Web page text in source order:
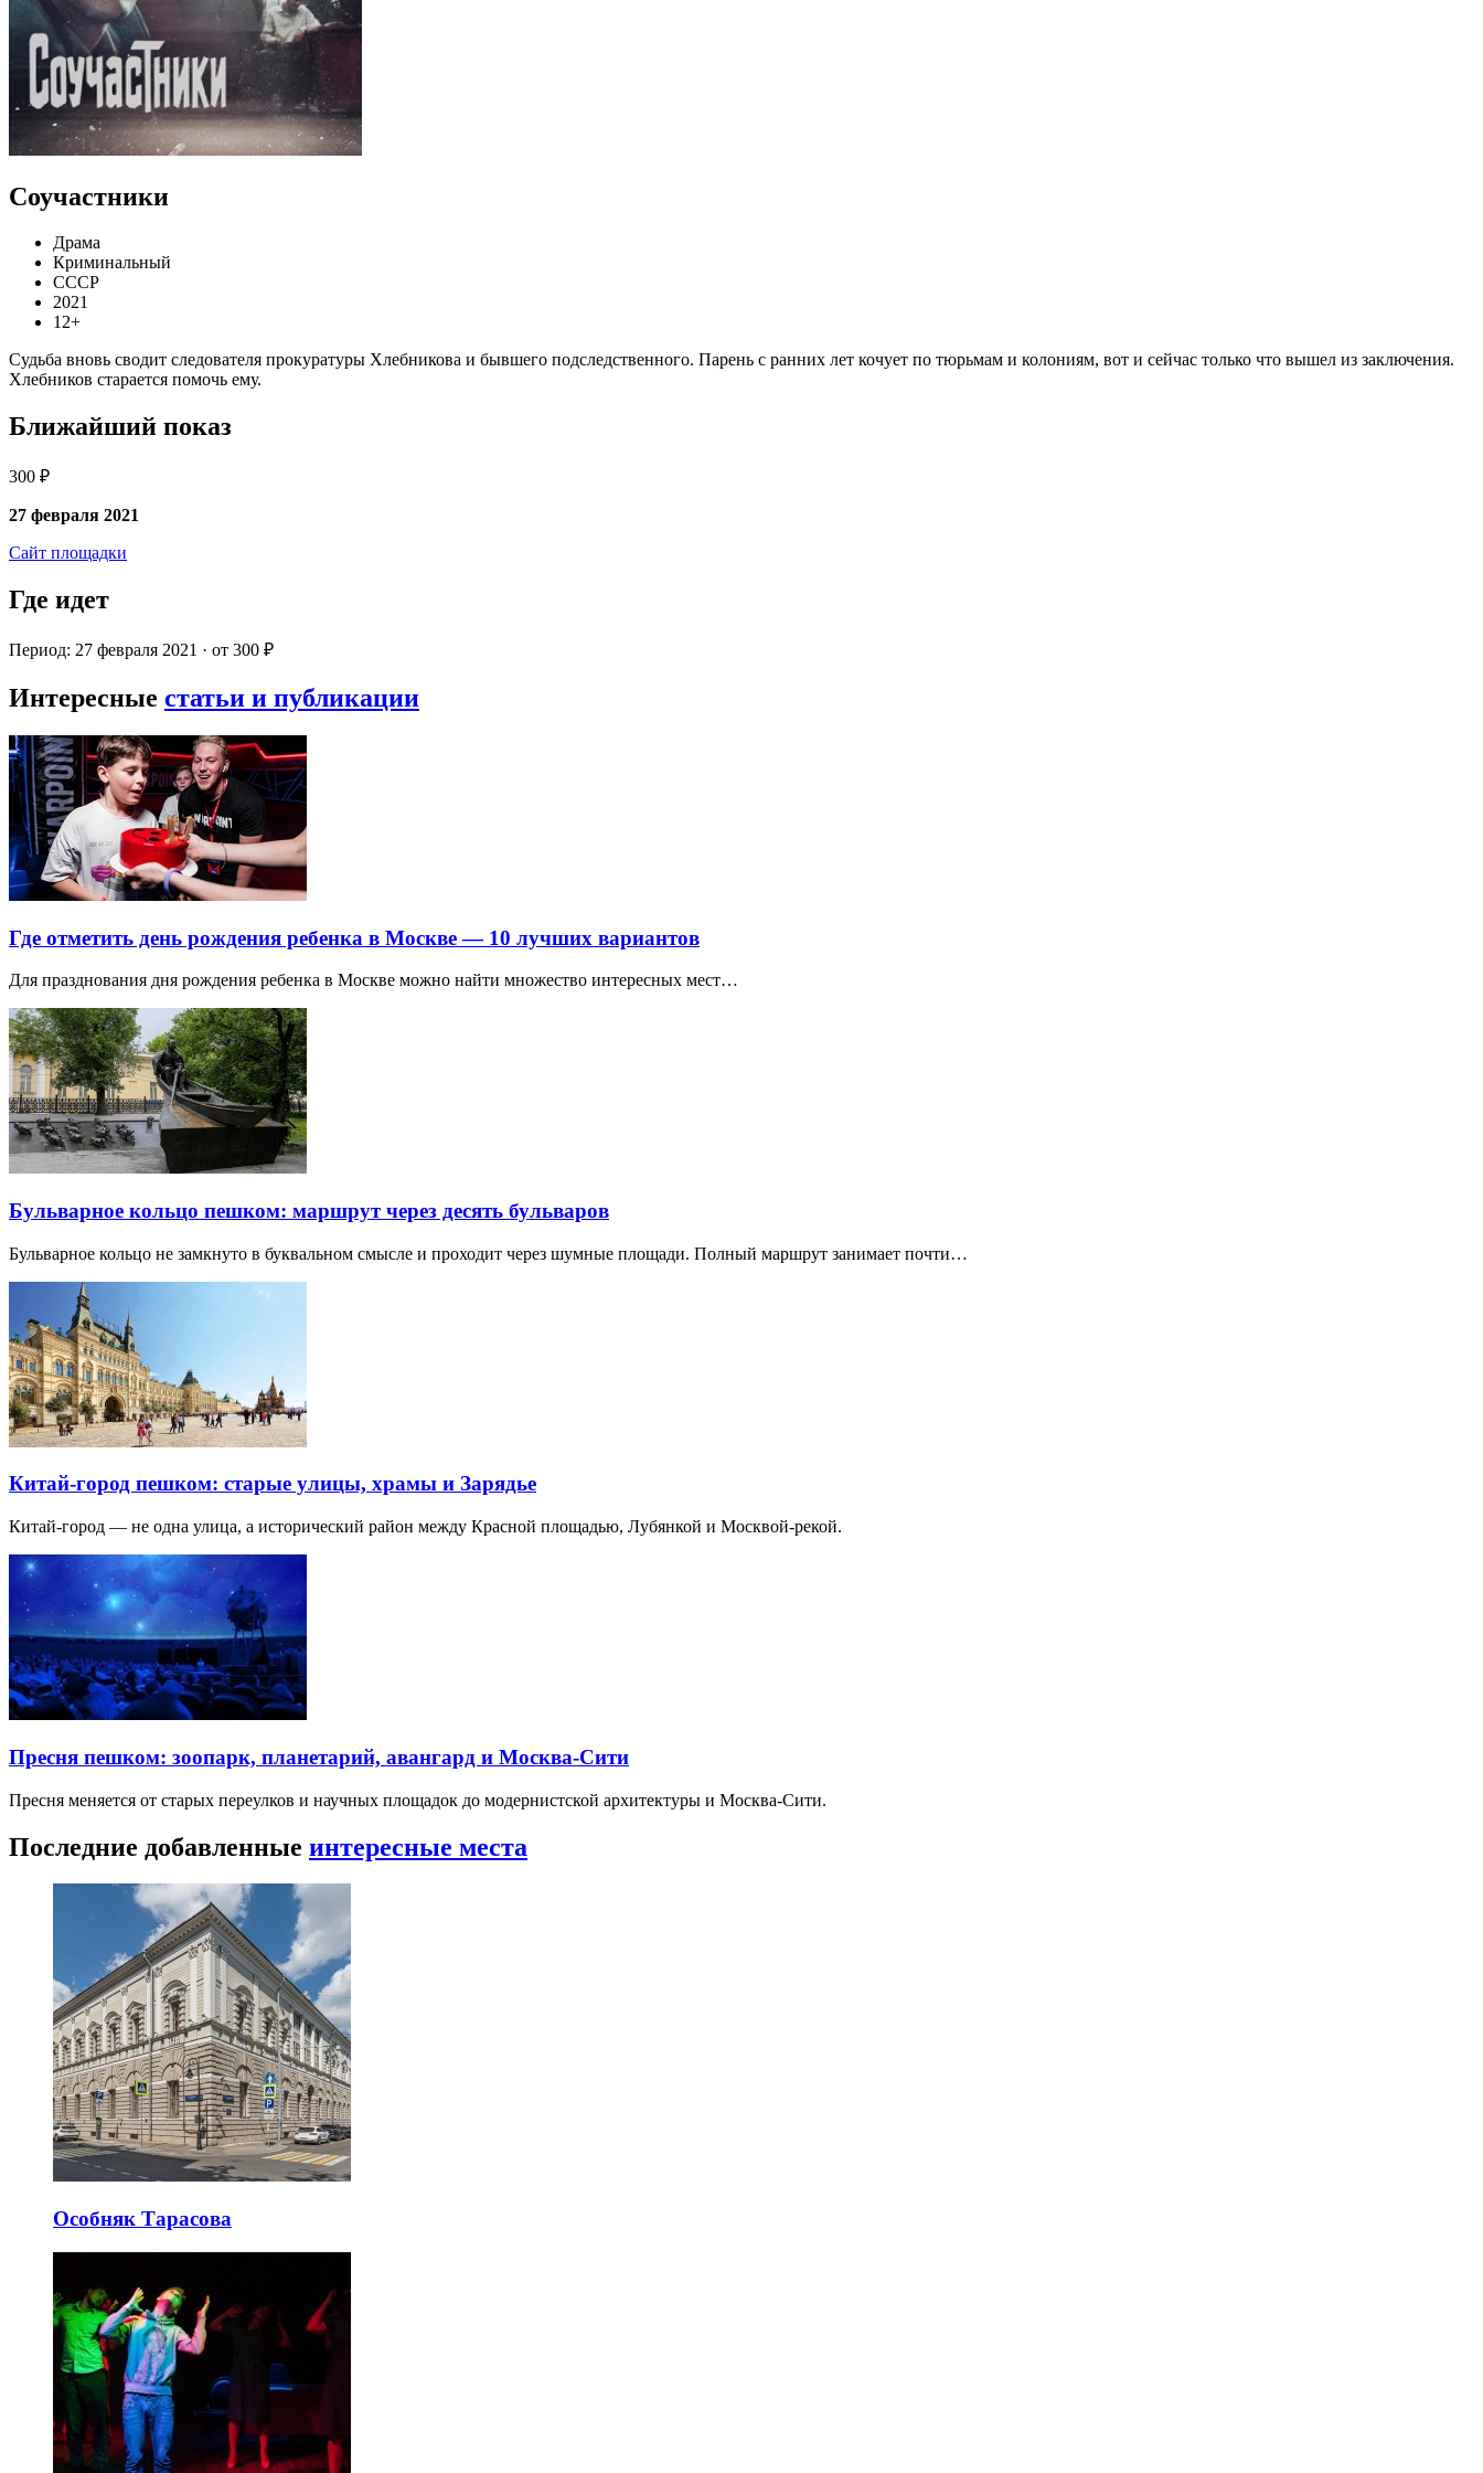
Соучастники
Драма
Криминальный
СССР
2021
12+
Судьба вновь сводит следователя прокуратуры Хлебникова и бывшего подследственного. Парень с ранних лет кочует по тюрьмам и колониям, вот и сейчас только что вышел из заключения.
Хлебников старается помочь ему.
Ближайший показ
300 ₽
27 февраля 2021
Сайт площадки
Где идет
Период: 27 февраля 2021 · от 300 ₽
Интересные статьи и публикации
Где отметить день рождения ребенка в Москве — 10 лучших вариантов
Для празднования дня рождения ребенка в Москве можно найти множество интересных мест…
Бульварное кольцо пешком: маршрут через десять бульваров
Бульварное кольцо не замкнуто в буквальном смысле и проходит через шумные площади. Полный маршрут занимает почти…
Китай-город пешком: старые улицы, храмы и Зарядье
Китай-город — не одна улица, а исторический район между Красной площадью, Лубянкой и Москвой-рекой.
Пресня пешком: зоопарк, планетарий, авангард и Москва-Сити
Пресня меняется от старых переулков и научных площадок до модернистской архитектуры и Москва-Сити.
Последние добавленные интересные места
Особняк Тарасова